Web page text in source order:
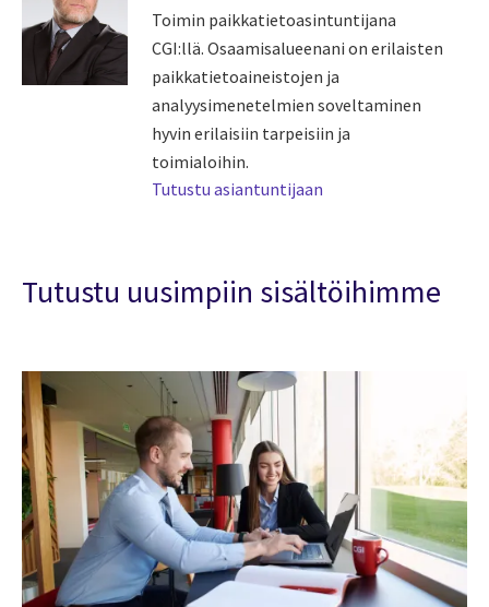
Toimin paikkatietoasintuntijana
CGI:llä. Osaamisalueenani on erilaisten
paikkatietoaineistojen ja
analyysimenetelmien soveltaminen
hyvin erilaisiin tarpeisiin ja
toimialoihin.
Tutustu asiantuntijaan
Tutustu uusimpiin sisältöihimme